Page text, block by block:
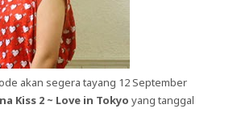
akan segera tayang 12 September
Kiss 2 ~ Love in Tokyo yang tanggal